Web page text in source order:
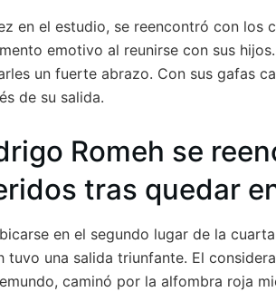
en el estudio, se reencontró con
emotivo al reunirse con sus
un fuerte abrazo. Con sus gafas
de su salida.
Romeh se
tras quedar
en el segundo lugar de la
tuvo una salida triunfante. El
caminó por la alfombra roja